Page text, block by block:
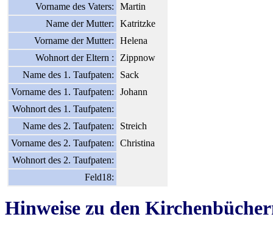
Vorname des Vaters:
Martin
Name der Mutter:
Katritzke
Vorname der Mutter:
Helena
Wohnort der Eltern :
Zippnow
Name des 1. Taufpaten:
Sack
Vorname des 1. Taufpaten:
Johann
Wohnort des 1. Taufpaten:
Name des 2. Taufpaten:
Streich
Vorname des 2. Taufpaten:
Christina
Wohnort des 2. Taufpaten:
Feld18:
Hinweise zu den